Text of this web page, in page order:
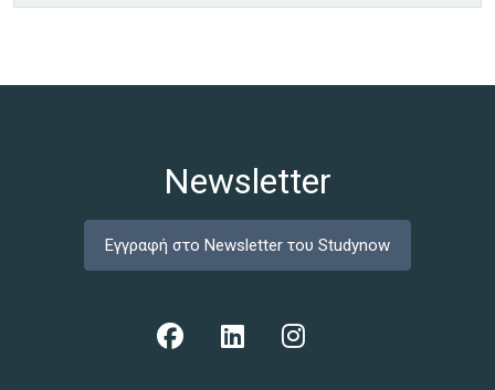
Newsletter
Εγγραφή στο Newsletter του Studynow